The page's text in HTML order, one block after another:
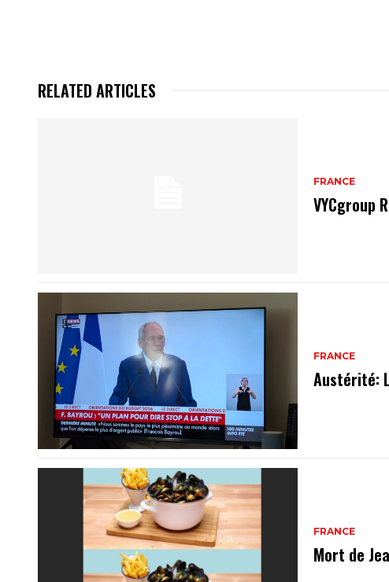
RELATED ARTICLES
FRANCE
VYCgroup
FRANCE
Austérité:
FRANCE
Mort de